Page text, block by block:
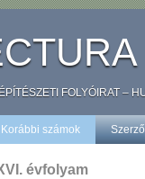
FOLYÓIRAT –
Korábbi számok
évfolyam